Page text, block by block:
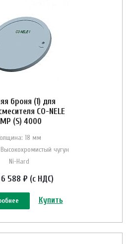
броня (1) для
CO-NELE
(S) 4000
18 мм
чугун
Ni-Hard
6 588 ₽ (с НДС)
Купить